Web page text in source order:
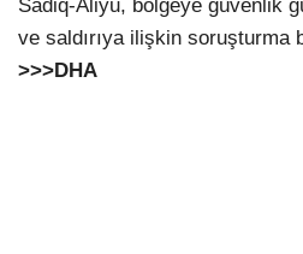
Sadiq-Aliyu, bölgeye güvenlik
ve saldırıya ilişkin soruşturma
>>>DHA